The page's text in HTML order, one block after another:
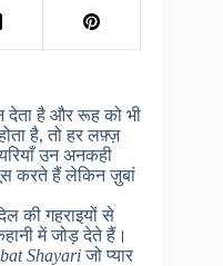
देता है और रूह को भी
है, तो हर लफ़्ज़
उन अनकही
करते हैं लेकिन ज़ुबां
की गहराइयों से
में जोड़ देते हैं।
Shayariजो प्यार